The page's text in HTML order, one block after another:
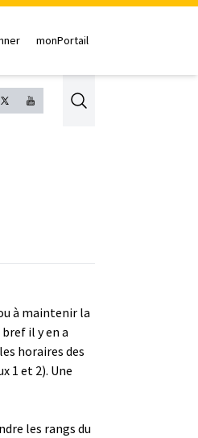
monPortail
Search
à maintenir la
il y en a
horaires des
1 et 2). Une
les rangs du